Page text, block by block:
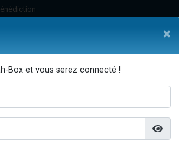
sur Zoom
WhatsApp
5 jours de vacances aux Orphelins
sur Texte Musique Paracha
×
Box et vous serez connecté !